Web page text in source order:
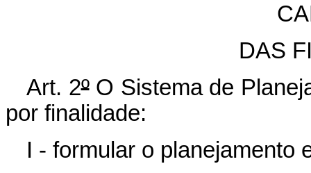
DAS
Art. 2ºO Sistema de
por finalidade:
I - formular o planejamento